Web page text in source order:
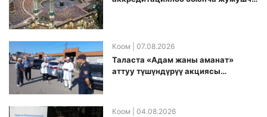
Коом | 07.08.2026
Таласта «Адам жаны аманат»
аттуу түшүндүрүү акциясы
Коом | 04.08.2026